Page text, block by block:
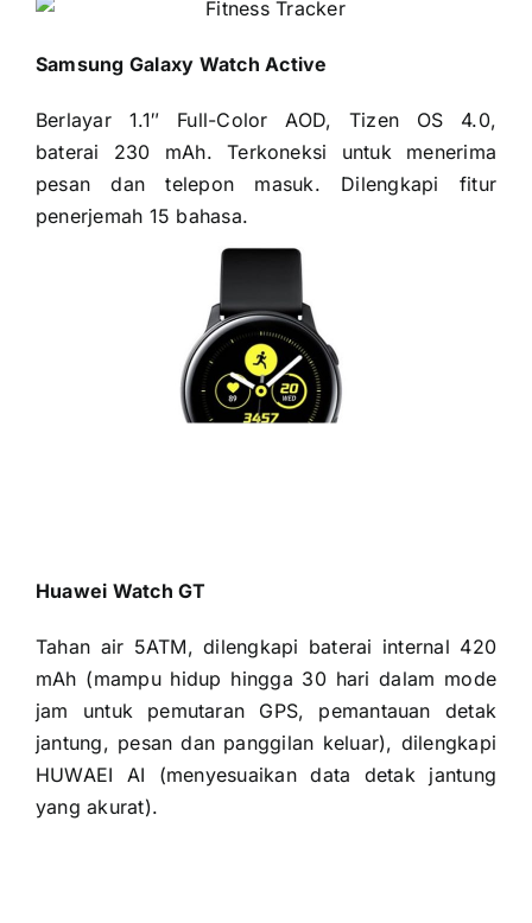
Samsung Galaxy Watch Active
Berlayar 1.1″ Full-Color AOD, Tizen OS 4.0,
baterai 230 mAh. Terkoneksi untuk menerima
pesan dan telepon masuk. Dilengkapi fitur
penerjemah 15 bahasa.
Huawei Watch GT
Tahan air 5ATM, dilengkapi baterai internal 420
mAh (mampu hidup hingga 30 hari dalam mode
jam untuk pemutaran GPS, pemantauan detak
jantung, pesan dan panggilan keluar), dilengkapi
HUWAEI AI (menyesuaikan data detak jantung
yang akurat).